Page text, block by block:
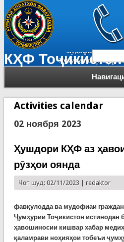
КҲФ Тоҷикистон
Activities calendar
02 ноября 2023
Ҳушдори КҲФ аз
рӯзҳои оянда
Чоп шуд: 02/11/2023 | redaktor
фавқулодда ва мудофиаи
Ҷумҳурии Тоҷикистон истинодан
ҳавошиносии кишвар хабар
қаламрави ноҳияҳои тобеъи